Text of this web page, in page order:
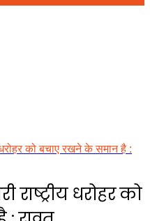
धरोहर को बचाए रखने के समान है :
राष्ट्रीय धरोहर को